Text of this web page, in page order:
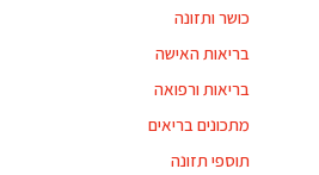
כושר ותזונה
בריאות האישה
בריאות ורפואה
מתכונים בריאים
תוספי תזונה